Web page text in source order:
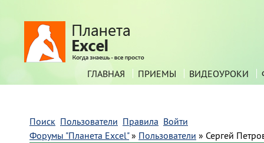
ГЛАВНАЯ ПРИЕМЫ ВИДЕОУРОКИ
Поиск Пользователи Правила Войти
Форумы "Планета Excel" » Пользователи » Сергей